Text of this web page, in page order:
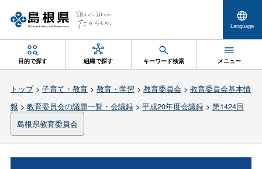
Language
目的で探す 組織で探す キーワード検索 メニュー
トップ> 子育て・教育> 教育・学習 > 教育委員会 > 教育委員会基本情
報 > 教育委員会の議題一覧・会議録> 平成20年度会議録> 第1424回
島根県教育委員会